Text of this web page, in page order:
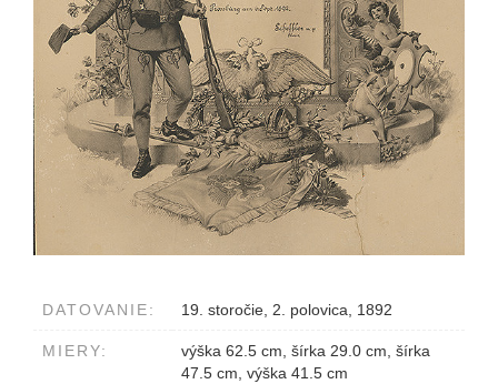
DATOVANIE: 19. storočie, 2. polovica, 1892
MIERY:
výška 62.5 cm, šírka 29.0 cm, šírka
47.5 cm, výška 41.5 cm